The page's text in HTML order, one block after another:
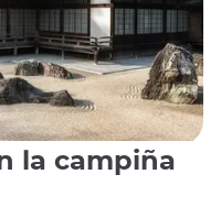
la campiña